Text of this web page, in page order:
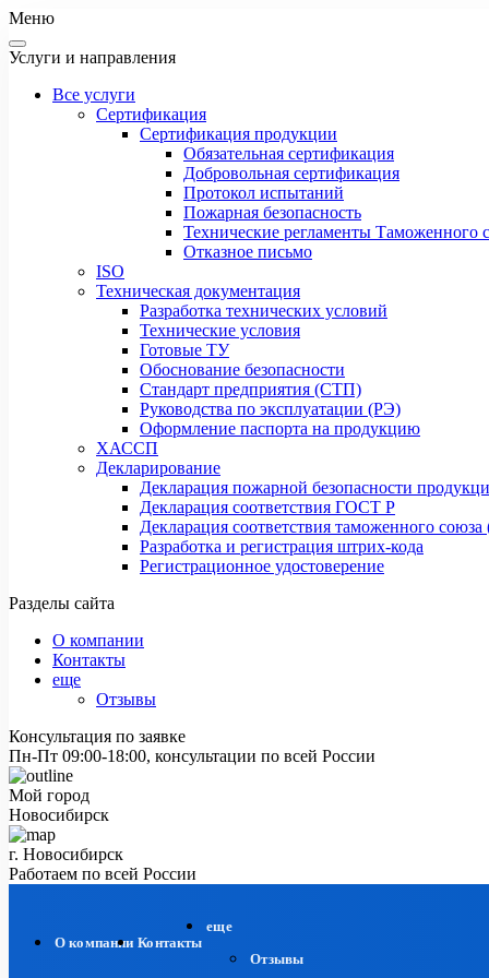
Меню
Услуги и направления
Все услуги
Сертификация
Сертификация продукции
Обязательная сертификация
Добровольная сертификация
Протокол испытаний
Пожарная безопасность
Технические регламенты Таможенного
Отказное письмо
ISO
Техническая документация
Разработка технических условий
Технические условия
Готовые ТУ
Обоснование безопасности
Стандарт предприятия (СТП)
Руководства по эксплуатации (РЭ)
Оформление паспорта на продукцию
ХАССП
Декларирование
Декларация пожарной безопасности
Декларация соответствия ГОСТ Р
Декларация соответствия таможенного
Разработка и регистрация штрих-кода
Регистрационное удостоверение
Разделы сайта
О компании
Контакты
еще
Отзывы
Консультация по заявке
Пн-Пт 09:00-18:00, консультации по всей России
Мой город
Новосибирск
г. Новосибирск
Работаем по всей России
О компании Контакты
еще
Отзывы